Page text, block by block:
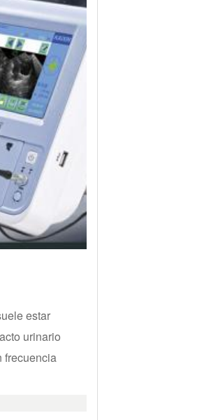
estar
urinario
frecuencia